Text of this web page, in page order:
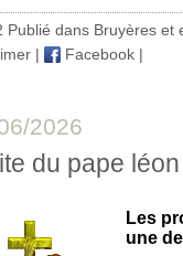
Publié dans Bruyères et
| Facebook |
2026
du pape
Les
une